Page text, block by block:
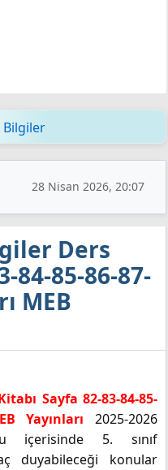
Bilgiler
28 Nisan 2026, 20:07
Ders
84-85-86-87-
MEB
Sayfa 82-83-84-85-
Yayınları 2025-2026
içerisinde 5. sınıf
duyabileceği konular